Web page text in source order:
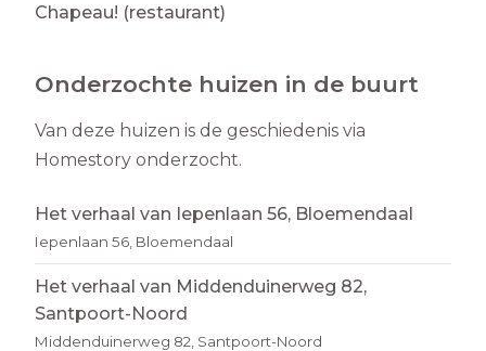
Chapeau! (restaurant)
Onderzochte huizen in de buurt
Van deze huizen is de geschiedenis via
Homestory onderzocht.
Het verhaal van Iepenlaan 56, Bloemendaal
Iepenlaan 56, Bloemendaal
Het verhaal van Middenduinerweg 82,
Santpoort-Noord
Middenduinerweg 82, Santpoort-Noord